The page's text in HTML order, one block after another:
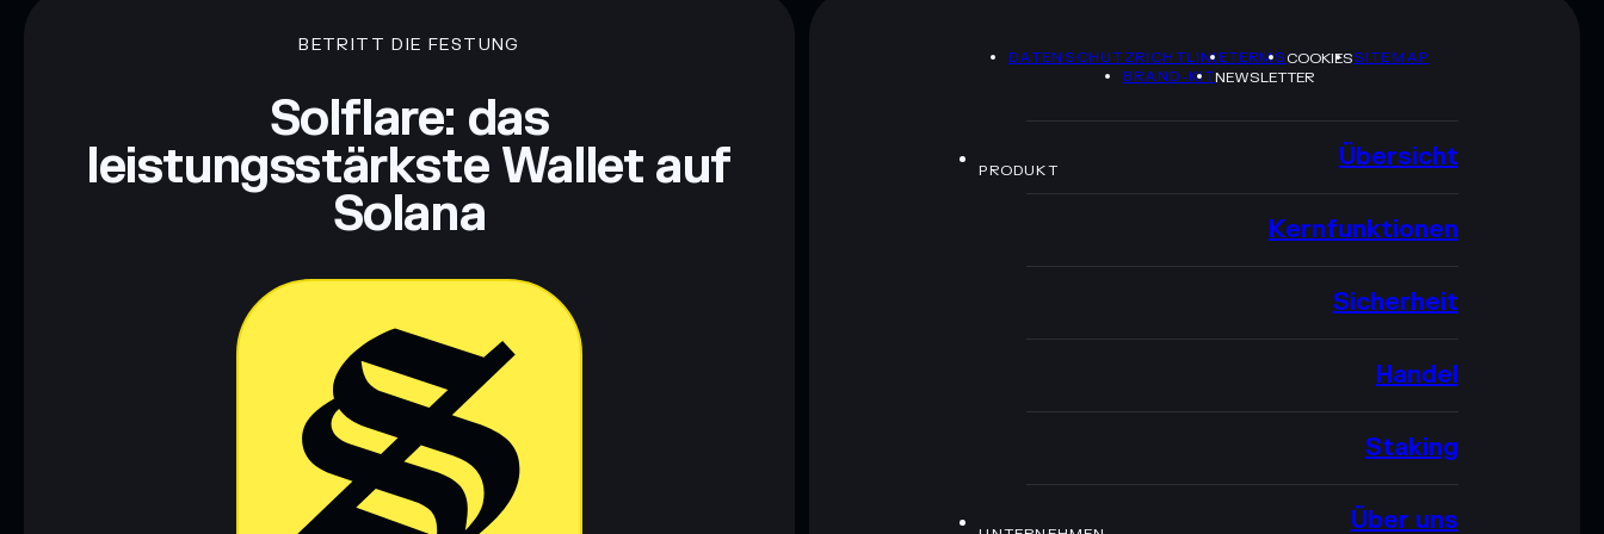
BETRITT DIE FESTUNG
Solflare: das
leistungsstärkste Wallet auf
Solana
DATENSCHUTZRICHTLINIETERMSCOOKIESSITEMAP
BRAND-KITNEWSLETTER
PRODUKT Übersicht
Kernfunktionen
Sicherheit
Handel
Staking
Über uns